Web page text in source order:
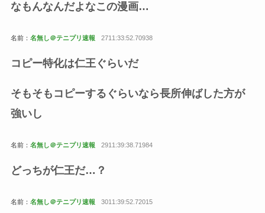
なもんなんだよなこの漫画…
名前： 名無し＠テニプリ速報 2711:33:52.70938
コピー特化は仁王ぐらいだ
そもそもコピーするぐらいなら長所伸ばした方が
強いし
名前： 名無し＠テニプリ速報 2911:39:38.71984
どっちが仁王だ…？
名前： 名無し＠テニプリ速報 3011:39:52.72015